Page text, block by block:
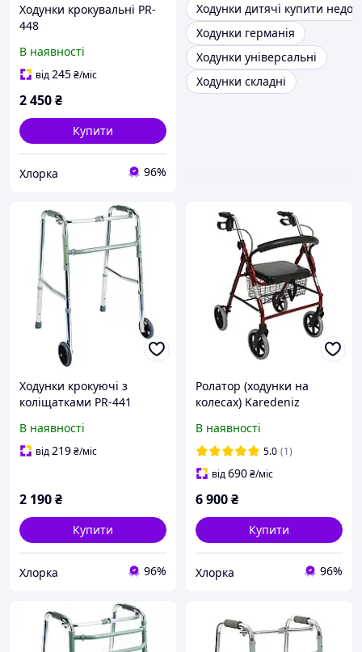
Ходунки крокувальні PR-
448
В наявності
від245₴/міс
2 450₴
Купити
Хлорка 96%
Ходунки дитячі купити
Ходунки германія
Ходунки універсальні
Ходунки складні
Ходунки крокуючі з
коліщатками PR-441
В наявності
від219₴/міс
2 190₴
Купити
Хлорка 96%
Ролатор (ходунки на
колесах) Karedeniz
В наявності
5.0 (1)
від690₴/міс
6 900₴
Купити
Хлорка 96%